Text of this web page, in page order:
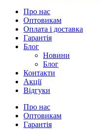
Про нас
Оптовикам
Оплата і доставка
Гарантія
Блог
Новини
Блог
Контакти
Акції
Відгуки
Про нас
Оптовикам
Гарантія